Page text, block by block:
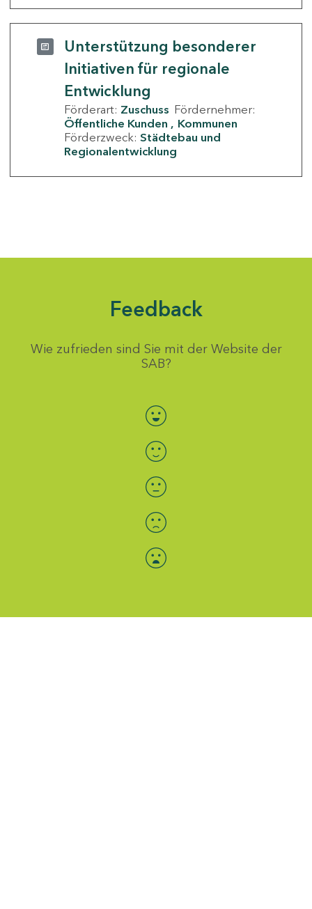
Unterstützung besonderer
Initiativen für regionale
Entwicklung
Förderart: Zuschuss Fördernehmer:
Öffentliche Kunden
Kommunen
Förderzweck: Städtebau und
Regionalentwicklung
Feedback
Wie zufrieden sind Sie mit der Website der
SAB?
Bewertung auswählen